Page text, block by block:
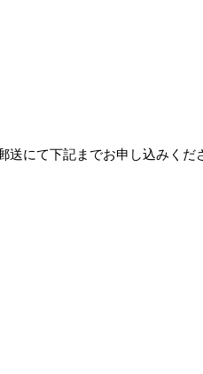
にて下記までお申し込みくだ